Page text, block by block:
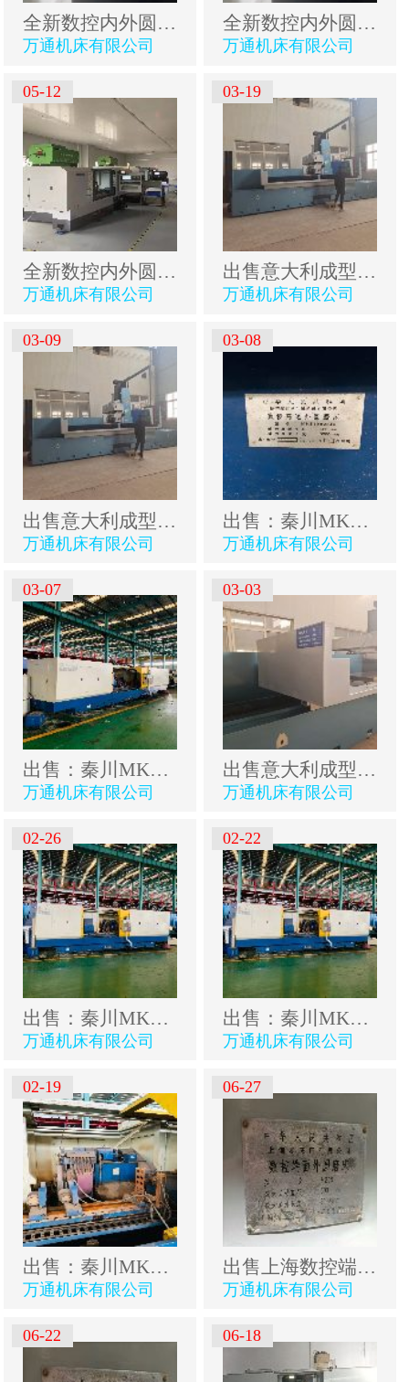
全新数控内外圆磨床
万通机床有限公司
全新数控内外圆磨床
万通机床有限公司
05-12
全新数控内外圆磨床
万通机床有限公司
03-19
出售意大利成型磨数控
万通机床有限公司
03-09
出售意大利成型磨数控
万通机床有限公司
03-08
出售：秦川MKS1350x3000数控高速外圆磨床
万通机床有限公司
03-07
出售：秦川MKS1350x3000数控高速外圆磨床
万通机床有限公司
03-03
出售意大利成型磨数控
万通机床有限公司
02-26
出售：秦川MKS1350x3000数控高速外圆磨床
万通机床有限公司
02-22
出售：秦川MKS1350x3000数控高速外圆磨床
万通机床有限公司
02-19
出售：秦川MKS1350x3000数控高速外圆磨床
万通机床有限公司
06-27
出售上海数控端面外圆磨床
万通机床有限公司
06-22 06-18